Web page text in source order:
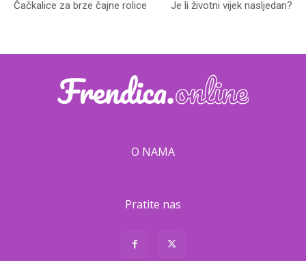
Čačkalice za brze čajne rolice Je li životni vijek nasljedan?
O NAMA
Pratite nas